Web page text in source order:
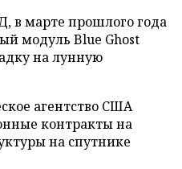
в марте прошлого года
модуль Blue Ghost
на лунную
агентство США
контракты на
на спутнике